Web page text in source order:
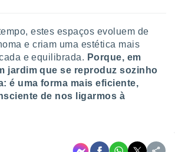
estes espaços evoluem de
e criam uma estética mais
e equilibrada. Porque, em
jardim que se reproduz sozinho
é uma forma mais eficiente,
de nos ligarmos à